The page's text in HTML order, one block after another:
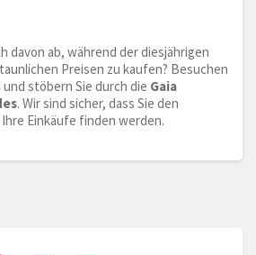
davon ab, während der diesjährigen
Preisen zu kaufen? Besuchen
stöbern Sie durch die Gaia
. Wir sind sicher, dass Sie den
Einkäufe finden werden.